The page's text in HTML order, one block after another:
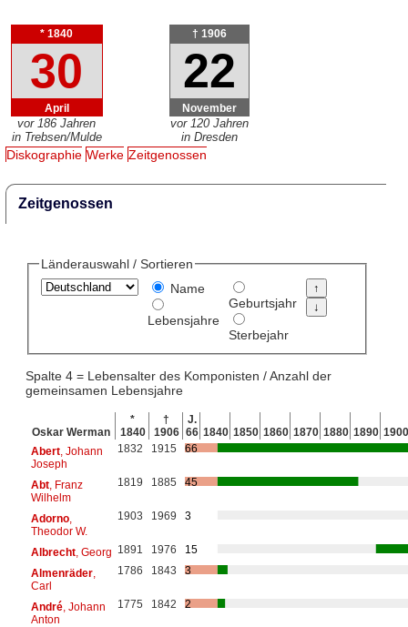
* 1840
30
April
vor 186 Jahren
in Trebsen/Mulde
† 1906
22
November
vor 120 Jahren
in Dresden
Diskographie Werke Zeitgenossen
Zeitgenossen
Länderauswahl / Sortieren
Name
Lebensjahre
Geburtsjahr
Sterbejahr
Spalte 4 = Lebensalter des Komponisten / Anzahl der
gemeinsamen Lebensjahre
Oskar Werman
*
1840
†
1906
J.
66 1840 1850 1860 1870 1880 1890 1900
Abert, Johann
Joseph
1832 1915 66
Abt, Franz
Wilhelm
1819 1885 45
Adorno,
Theodor W.
1903 1969 3
Albrecht, Georg 1891 1976
15
Almenräder,
Carl
1786 1843 3
André, Johann
Anton
1775 1842 2